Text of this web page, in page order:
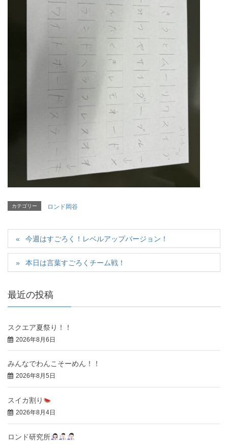
カテゴリー ロンド岡谷
今週はすごろく！レベルアップバージョン！
本日は言葉すごろくチーム戦！
最近の投稿
スクエア夏祭り！！
2026年8月6日
みんなでわんこそーめん！！
2026年8月5日
スイカ割り
2026年8月4日
ロンド研究所